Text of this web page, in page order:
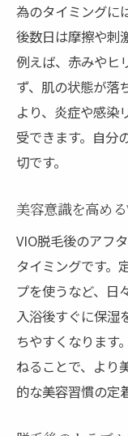
為のタイミングに
後数日は摩擦や刺
例えば、赤みやヒ
ず、肌の状態が落
より、炎症や感染
受できます。自分
切です。
美容意識を高め
VIO脱毛後のアフ
タイミングです。
プを使うなど、日
入浴後すぐに保湿
ちやすくなります
ねることで、より
的な美容習慣の定